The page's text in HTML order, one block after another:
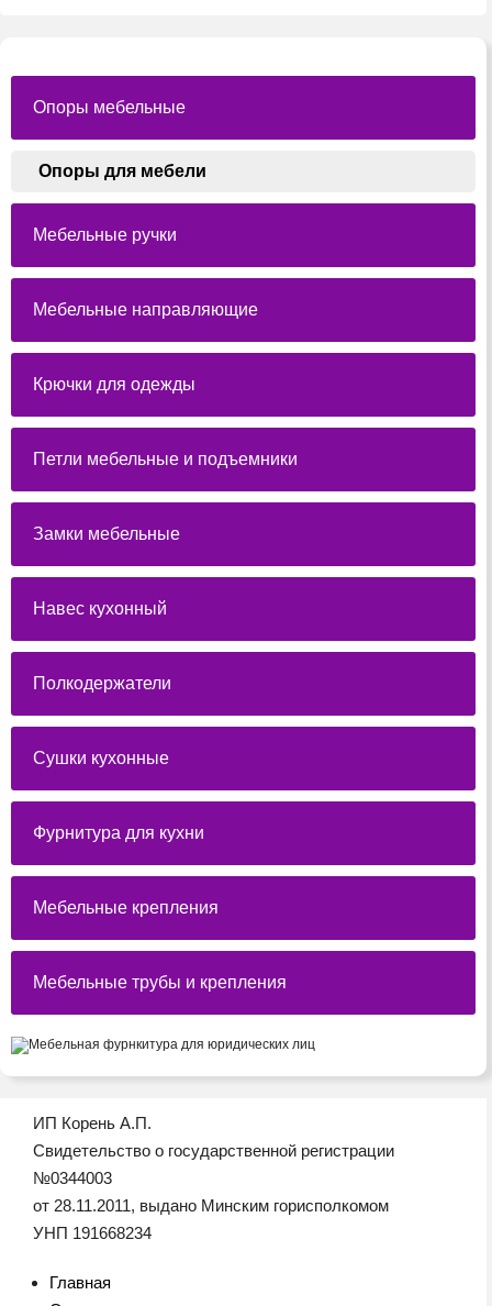
Опоры мебельные
Опоры для мебели
Мебельные ручки
Мебельные направляющие
Крючки для одежды
Петли мебельные и подъемники
Замки мебельные
Навес кухонный
Полкодержатели
Сушки кухонные
Фурнитура для кухни
Мебельные крепления
Мебельные трубы и крепления
ИП Корень А.П.
Свидетельство о государственной регистрации
№0344003
от 28.11.2011, выдано Минским горисполкомом
УНП 191668234
Главная